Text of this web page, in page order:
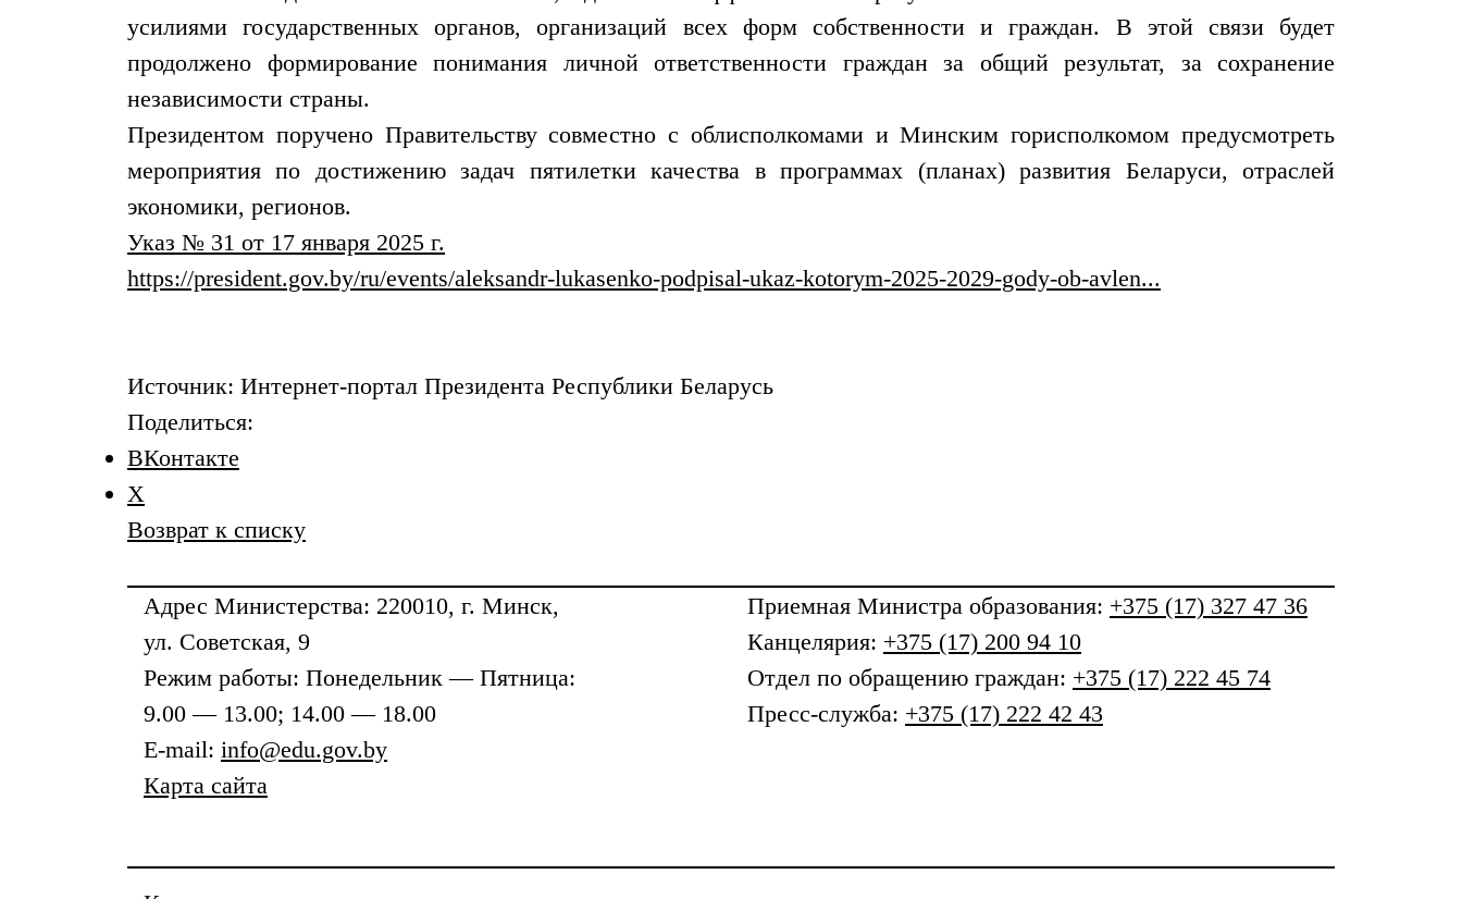
усилиями государственных органов, организаций всех форм собственности и граждан. В этой связи будет
продолжено формирование понимания личной ответственности граждан за общий результат, за сохранение
независимости страны.
Президентом поручено Правительству совместно с облисполкомами и Минским горисполкомом предусмотреть
мероприятия по достижению задач пятилетки качества в программах (планах) развития Беларуси, отраслей
экономики, регионов.
Указ № 31 от 17 января 2025 г.
https://president.gov.by/ru/events/aleksandr-lukasenko-podpisal-ukaz-kotorym-2025-2029-gody-ob-avlen...
Источник: Интернет-портал Президента Республики Беларусь
Поделиться:
ВКонтакте
X
Возврат к списку
Адрес Министерства: 220010, г. Минск,
ул. Советская, 9
Режим работы: Понедельник — Пятница:
9.00 — 13.00; 14.00 — 18.00
E-mail: info@edu.gov.by
Карта сайта
Приемная Министра образования: +375 (17) 327 47 36
Канцелярия: +375 (17) 200 94 10
Отдел по обращению граждан: +375 (17) 222 45 74
Пресс-служба: +375 (17) 222 42 43